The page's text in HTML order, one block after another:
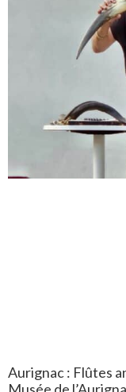
Aurignac : Flûtes